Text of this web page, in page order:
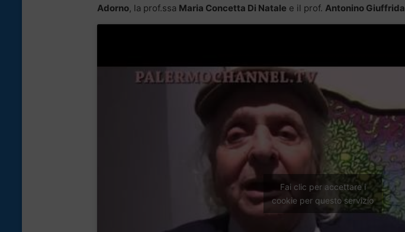
Adorno, la prof.ssa Maria Concetta Di Natale e il prof. Antonino Giuffrida
Fai clic per accettare i
cookie per questo servizio